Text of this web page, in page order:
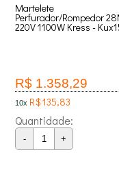
Martelete
Perfurador/Rompedor
220V 1100W Kress -
R$ 1.358,29
10x R$ 135,83
Quantidade:
- +